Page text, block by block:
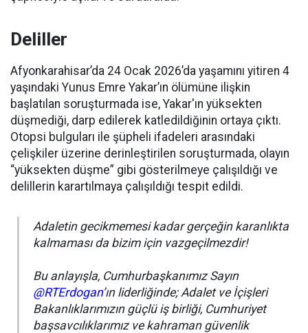
Deliller
Afyonkarahisar’da 24 Ocak 2026’da yaşamını yitiren 4
yaşındaki Yunus Emre Yakar’ın ölümüne ilişkin
başlatılan soruşturmada ise, Yakar'ın yüksekten
düşmediği, darp edilerek katledildiğinin ortaya çıktı.
Otopsi bulguları ile şüpheli ifadeleri arasındaki
çelişkiler üzerine derinleştirilen soruşturmada, olayın
“yüksekten düşme” gibi gösterilmeye çalışıldığı ve
delillerin karartılmaya çalışıldığı tespit edildi.
Adaletin gecikmemesi kadar gerçeğin karanlıkta
kalmaması da bizim için vazgeçilmezdir!
Bu anlayışla, Cumhurbaşkanımız Sayın
@RTErdogan’ın liderliğinde; Adalet ve İçişleri
Bakanlıklarımızın güçlü iş birliği, Cumhuriyet
başsavcılıklarımız ve kahraman güvenlik